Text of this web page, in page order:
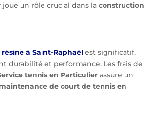
joue un rôle crucial dans laconstruction
à Saint-Raphaëlest significatif.
durabilité et performance. Les frais de
tennis en Particulier assure un
maintenance de court de tennis en